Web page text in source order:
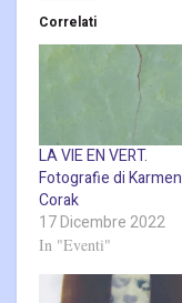
Correlati
LA VIE EN VERT.
Fotografie di Karmen
Corak
17 Dicembre 2022
In "Eventi"